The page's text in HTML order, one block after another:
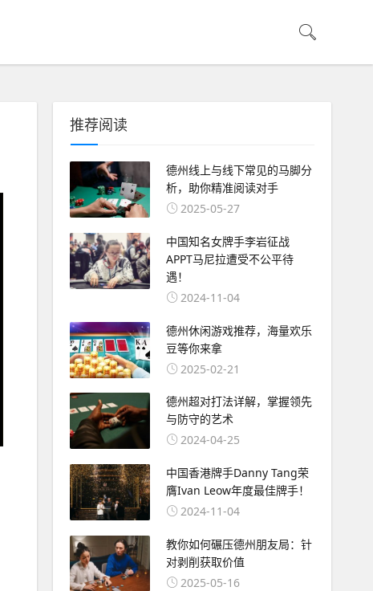
推荐阅读
德州线上与线下常见的马脚分
析，助你精准阅读对手
2025-05-27
中国知名女牌手李岩征战
APPT马尼拉遭受不公平待
遇！
2024-11-04
德州休闲游戏推荐，海量欢乐
豆等你来拿
2025-02-21
德州超对打法详解，掌握领先
与防守的艺术
2024-04-25
中国香港牌手Danny Tang荣
膺Ivan Leow年度最佳牌手！
2024-11-04
教你如何碾压德州朋友局：针
对剥削获取价值
2025-05-16